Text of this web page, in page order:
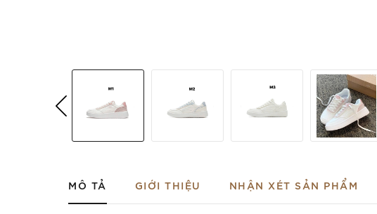
MÔ TẢ GIỚI THIỆU NHẬN XÉT SẢN PHẨM